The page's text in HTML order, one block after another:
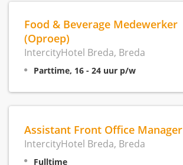
Food & Beverage Medewerker
(Oproep)
IntercityHotel Breda, Breda
Parttime, 16 - 24 uur p/w
Assistant Front Office Manager
IntercityHotel Breda, Breda
Fulltime